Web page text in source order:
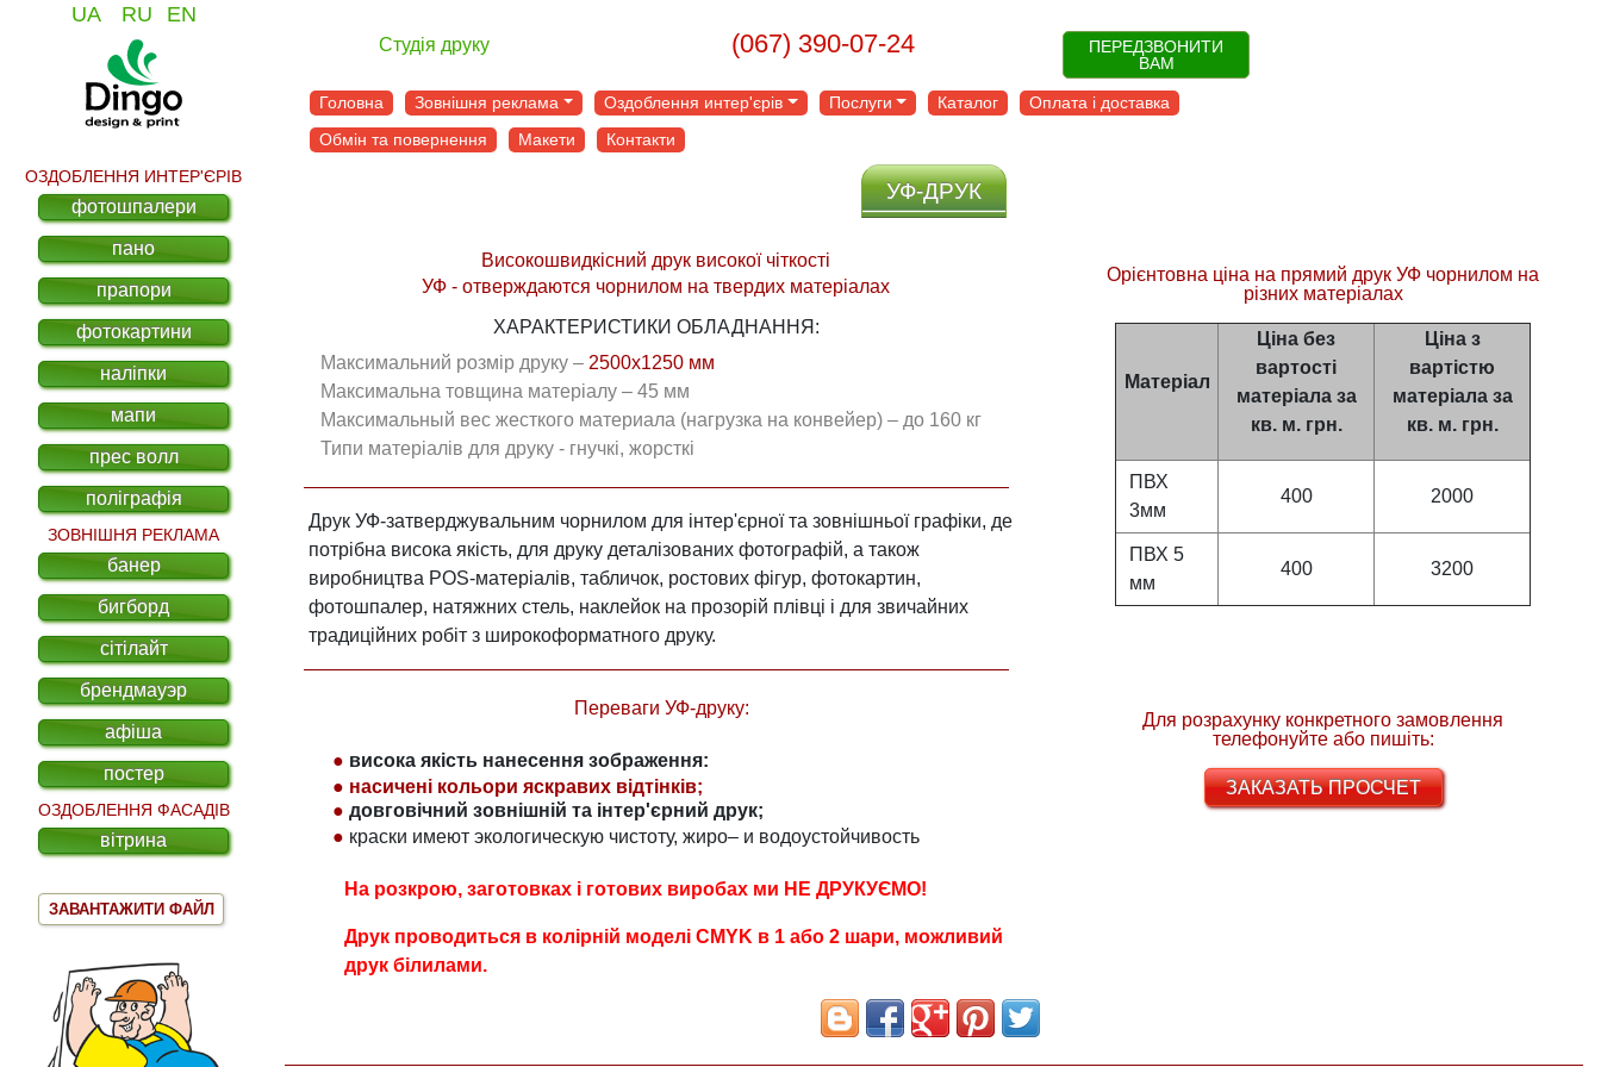
UA RU EN
Студія друку (067) 390-07-24
ПЕРЕДЗВОНИТИ
ВАМ
Головна Зовнішня реклама Оздоблення интер'єрів Послуги Каталог
Оплата і доставка
Обмін та повернення
Макети
Контакти
ОЗДОБЛЕННЯ ИНТЕР'ЄРІВ
фотошпалери
пано
прапори
фотокартини
наліпки
мапи
прес волл
поліграфія
ЗОВНІШНЯ РЕКЛАМА
банер
бигборд
сітілайт
брендмауэр
афіша
постер
ОЗДОБЛЕННЯ ФАСАДІВ
вітрина
ЗАВАНТАЖИТИ ФАЙЛ
УФ-ДРУК
Високошвидкісний друк високої чіткості
УФ - отверждаются чорнилом на твердих матеріалах
ХАРАКТЕРИСТИКИ ОБЛАДНАННЯ:
Максимальний розмір друку – 2500х1250 мм
Максимальна товщина матеріалу – 45 мм
Максимальный вес жесткого материала (нагрузка на конвейер) – до 160 кг
Типи матеріалів для друку - гнучкі, жорсткі
Друк УФ-затверджувальним чорнилом для інтер'єрної та зовнішньої графіки, де
потрібна висока якість, для друку деталізованих фотографій, а також
виробництва POS-матеріалів, табличок, ростових фігур, фотокартин,
фотошпалер, натяжних стель, наклейок на прозорій плівці і для звичайних
традиційних робіт з широкоформатного друку.
Переваги УФ-друку:
● висока якість нанесення зображення:
● насичені кольори яскравих відтінків;
● довговічний зовнішній та інтер'єрний друк;
● краски имеют экологическую чистоту, жиро– и водоустойчивость
На розкрою, заготовках і готових виробах ми НЕ ДРУКУЄМО!
Друк проводиться в колірній моделі CMYK в 1 або 2 шари, можливий
друк білилами.
Орієнтовна ціна на прямий друк УФ чорнилом на
різних матеріалах
Матеріал
Ціна без
вартості
матеріала за
кв. м. грн.
Ціна з
вартістю
матеріала за
кв. м. грн.
ПВХ
3мм
400 2000
ПВХ 5
мм
400 3200
Для розрахунку конкретного замовлення
телефонуйте або пишіть:
ЗАКАЗАТЬ ПРОСЧЕТ